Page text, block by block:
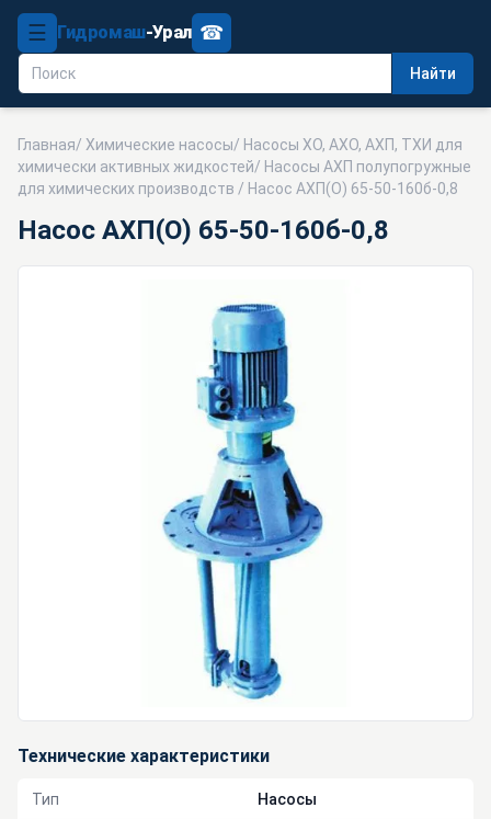
☰ Гидромаш-Урал
Найти
☎
Главная/ Химические насосы/ Насосы ХО, АХО, АХП, ТХИ для
химически активных жидкостей/ Насосы АХП полупогружные
для химических производств / Насос АХП(О) 65-50-160б-0,8
Насос АХП(О) 65-50-160б-0,8
Технические характеристики
Тип Насосы